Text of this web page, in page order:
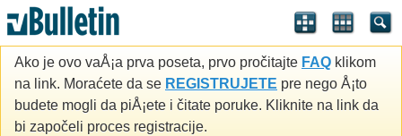
Ako je ovo vaÅ¡a prva poseta, prvo pročitajte FAQ klikom
na link. Moraćete da se REGISTRUJETE pre nego Å¡to
budete mogli da piÅ¡ete i čitate poruke. Kliknite na link da
bi započeli proces registracije.